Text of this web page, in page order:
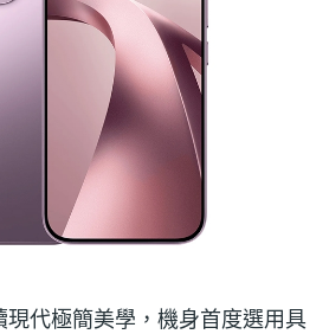
代極簡美學，機身首度選用具